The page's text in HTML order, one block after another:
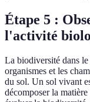
Étape 5 :
l'activité
La biodiversité dans
organismes et les
du sol. Un sol vivant
décomposer la